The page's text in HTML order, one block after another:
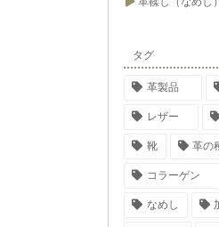
タグ
革製品
レザー
靴 革の
コラーゲン
なめし